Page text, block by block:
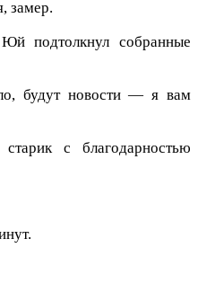
замер.
подтолкнул собранные
будут новости — я вам
с благодарностью